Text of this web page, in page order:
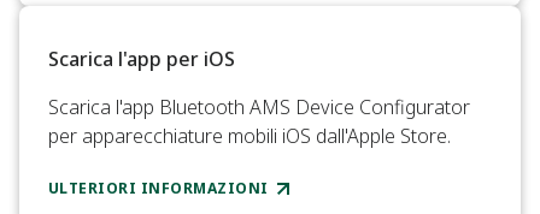
Scarica l'app per iOS
Scarica l'app Bluetooth AMS Device Configurator
per apparecchiature mobili iOS dall'Apple Store.
ULTERIORI INFORMAZIONI